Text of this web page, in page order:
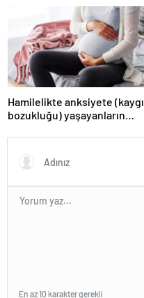
Hamilelikte anksiyete (kaygı
bozukluğu) yaşayanların
En az 10 karakter gerekli